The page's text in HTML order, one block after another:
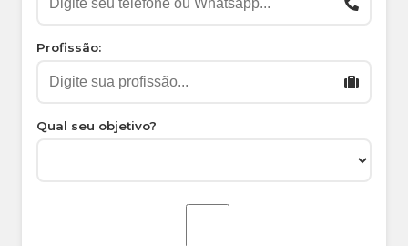
Profissão:
Qual seu objetivo?